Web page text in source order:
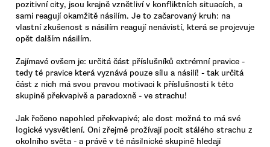
pozitivní city, jsou krajně vznětliví v konfliktních situacích, a
sami reagují okamžitě násilím. Je to začarovaný kruh: na
vlastní zkušenost s násilím reagují nenávistí, která se projevuje
opět dalším násilím.
Zajímavé ovšem je: určitá část příslušníků extrémní pravice -
tedy té pravice která vyznává pouze sílu a násilí! - tak určitá
část z nich má svou pravou motivaci k příslušnosti k této
skupině překvapivě a paradoxně - ve strachu!
Jak řečeno napohled překvapivé; ale dost možná to má své
logické vysvětlení. Oni zřejmě prožívají pocit stálého strachu z
okolního světa - a právě v té násilnické skupině hledají